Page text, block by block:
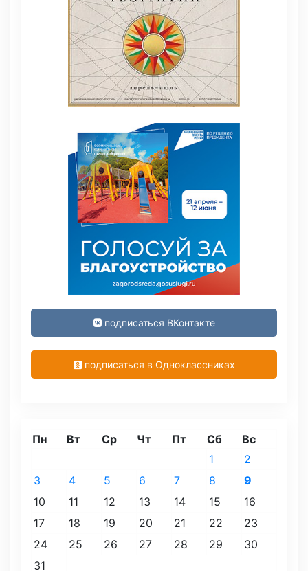
подписаться ВКонтакте
подписаться в Одноклассниках
Пн Вт Ср Чт Пт Сб
Вс
1
2
3
4 5 6 7 8
9
10
11 12 13 14 15
16
17
18 19 20 21 22
23
24
25 26 27 28 29
30
31